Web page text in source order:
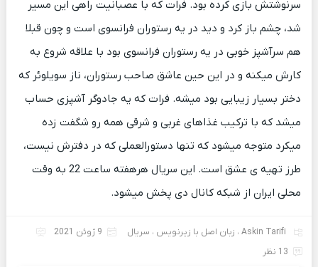
سرنوشتش بازی کرده بود. فرات که با عصبانیت راهی این مسیر
شد، چشم باز کرد و دید در یه رستوران فرانسوی است و چون قبلا
هم سرآشپز خوبی در یه رستوران فرانسوی بود با علاقه شروع به
کارش میکنه و در این حین عاشق صاحب رستوران، ناز سویلوئر که
دختر بسیار زیبایی بود میشه. فرات که یه جادوگر آشپزی حساب
میشد که با ترکیب غذاهای غربی و شرقی همه رو شگفت زده
میکرد متوجه میشود که تنها دستورالعملی که در دفترش نیست،
طرز تهیه ی عشق است. این سریال هرهفته ساعت 22 به وقت
محلی ایران از شبکه کانال دی پخش میشود.
Askin Tarifi ، زبان اصل با زیرنویس ، سریال
9 ژوئن 2021
13 نظر